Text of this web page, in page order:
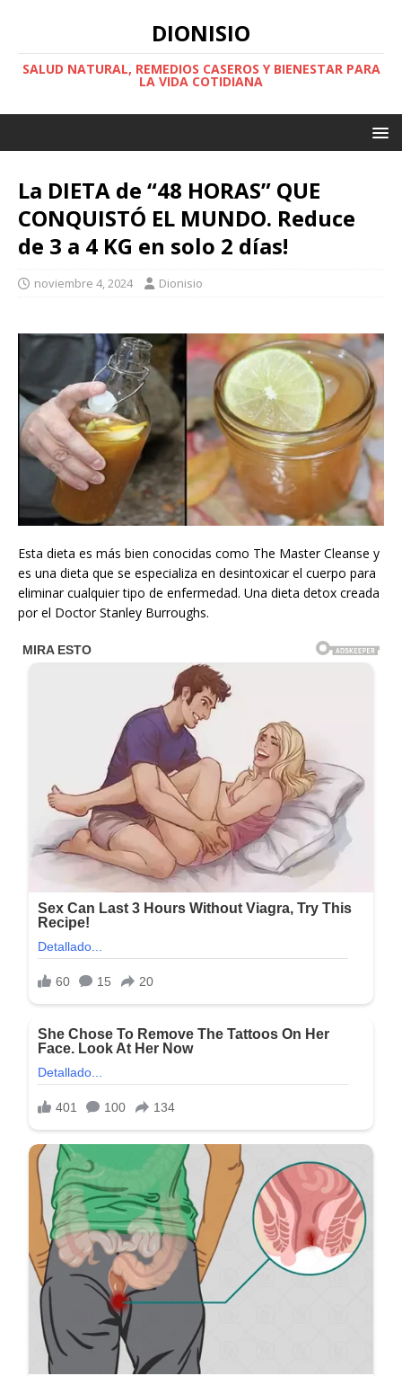
DIONISIO
SALUD NATURAL, REMEDIOS CASEROS Y BIENESTAR PARA
LA VIDA COTIDIANA
La DIETA de “48 HORAS” QUE
CONQUISTÓ EL MUNDO. Reduce
de 3 a 4 KG en solo 2 días!
noviembre 4, 2024 Dionisio
Esta dieta es más bien conocidas como The Master Cleanse y
es una dieta que se especializa en desintoxicar el cuerpo para
eliminar cualquier tipo de enfermedad. Una dieta detox creada
por el Doctor Stanley Burroughs.